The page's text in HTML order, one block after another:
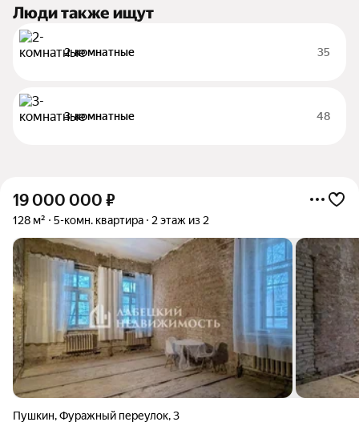
Люди также ищут
2-комнатные 35
3-комнатные 48
19 000 000 ₽
128 м² 5-комн. квартира 2 этаж из 2
Пушкин,Фуражный переулок,3